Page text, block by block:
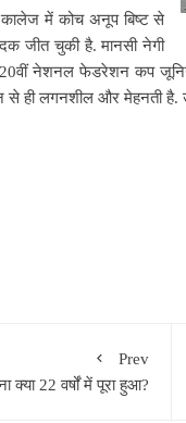
कालेज में कोच अनूप बिष्ट से
जीत चुकी है. मानसी नेगी
नेशनल फेडरेशन कप
ही लगनशील और मेहनती है.
Prev
क्या 22 वर्षों में पूरा हुआ?